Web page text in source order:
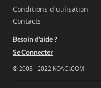
Conditions d'utilisation
Contacts
Besoin d'aide ?
Se Connecter
© 2008 - 2022 KOACI.COM